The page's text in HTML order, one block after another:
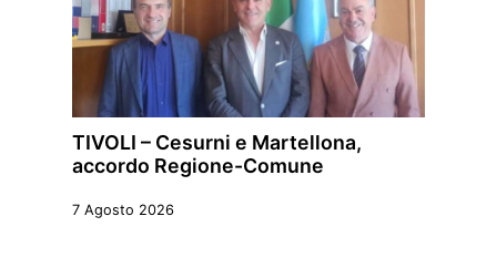
TIVOLI – Cesurni e Martellona,
accordo Regione-Comune
7 Agosto 2026